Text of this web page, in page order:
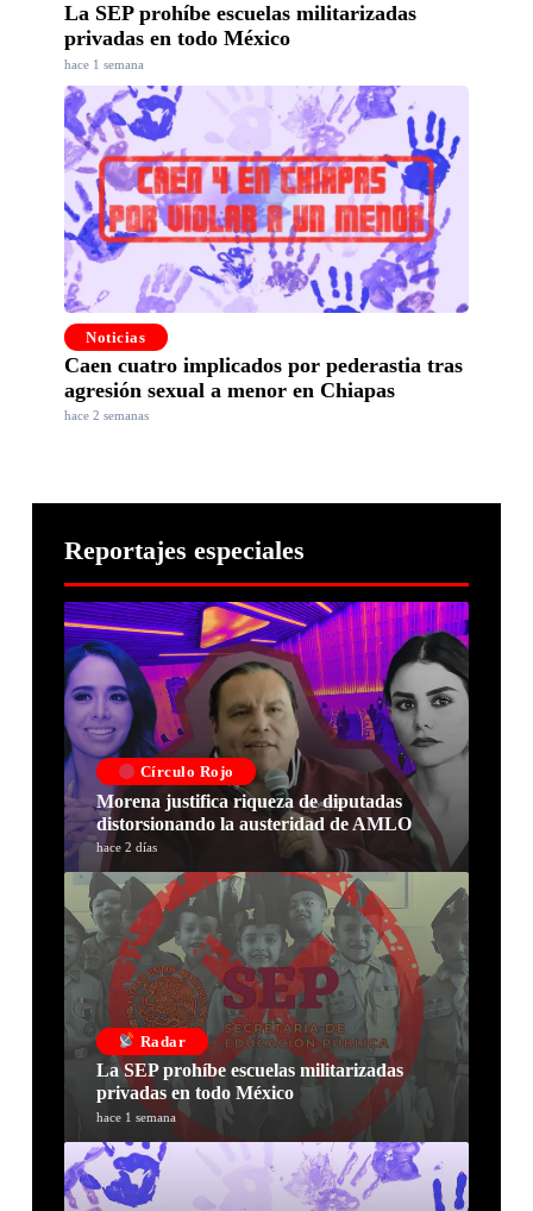
La SEP prohíbe escuelas militarizadas
privadas en todo México
hace 1 semana
Noticias
Caen cuatro implicados por pederastia tras
agresión sexual a menor en Chiapas
hace 2 semanas
Reportajes especiales
Círculo Rojo
Morena justifica riqueza de diputadas
distorsionando la austeridad de AMLO
hace 2 días
Radar
La SEP prohíbe escuelas militarizadas
privadas en todo México
hace 1 semana